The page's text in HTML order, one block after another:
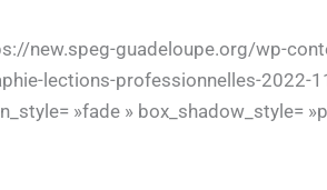
new.speg-guadeloupe.org/wp-
lections-professionnelles-2022-
»fade »